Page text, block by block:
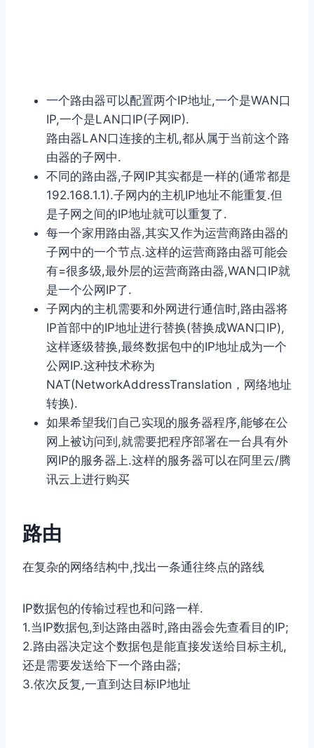
⼀个路由器可以配置两个IP地址,⼀个是WAN⼝
IP,⼀个是LAN⼝IP(⼦⽹IP).
路由器LAN⼝连接的主机,都从属于当前这个路
由器的⼦⽹中.
不同的路由器,⼦⽹IP其实都是⼀样的(通常都是
192.168.1.1).⼦⽹内的主机IP地址不能重复.但
是⼦⽹之间的IP地址就可以重复了.
每⼀个家⽤路由器,其实⼜作为运营商路由器的
⼦⽹中的⼀个节点.这样的运营商路由器可能会
有=很多级,最外层的运营商路由器,WAN⼝IP就
是⼀个公⽹IP了.
⼦⽹内的主机需要和外⽹进⾏通信时,路由器将
IP⾸部中的IP地址进⾏替换(替换成WAN⼝IP),
这样逐级替换,最终数据包中的IP地址成为⼀个
公⽹IP.这种技术称为
NAT(NetworkAddressTranslation，⽹络地址
转换).
如果希望我们⾃⼰实现的服务器程序,能够在公
⽹上被访问到,就需要把程序部署在⼀台具有外
⽹IP的服务器上.这样的服务器可以在阿⾥云/腾
讯云上进⾏购买
路由
在复杂的⽹络结构中,找出⼀条通往终点的路线
IP数据包的传输过程也和问路⼀样.
1.当IP数据包,到达路由器时,路由器会先查看⽬的IP;
2.路由器决定这个数据包是能直接发送给⽬标主机,
还是需要发送给下⼀个路由器;
3.依次反复,⼀直到达⽬标IP地址